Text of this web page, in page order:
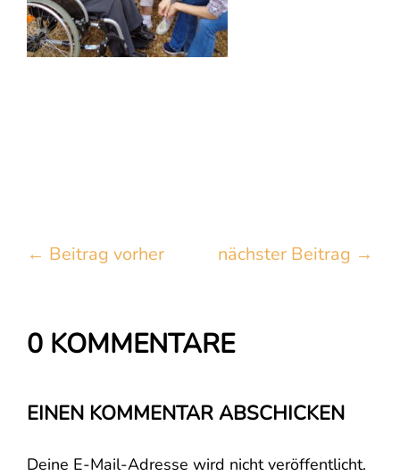
← Beitrag vorher nächster Beitrag →
0 KOMMENTARE
EINEN KOMMENTAR ABSCHICKEN
Deine E-Mail-Adresse wird nicht veröffentlicht.